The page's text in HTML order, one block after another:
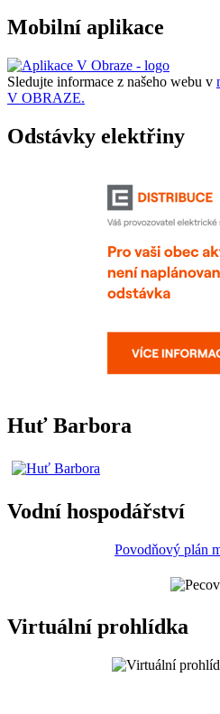
Mobilní aplikace
Sledujte informace z našeho webu v
V OBRAZE.
Odstávky elektřiny
Huť Barbora
Vodní hospodářství
Povodňový plán
Virtuální prohlídka